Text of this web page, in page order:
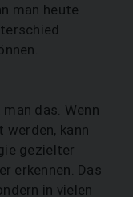
man heute
das. Wenn
werden, kann
gezielter
erkennen. Das
in vielen